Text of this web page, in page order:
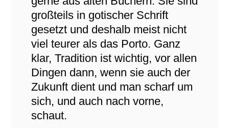
großteils in gotischer Schrift
gesetzt und deshalb meist nicht
viel teurer als das Porto. Ganz
klar, Tradition ist wichtig, vor allen
Dingen dann, wenn sie auch der
Zukunft dient und man scharf um
sich, und auch nach vorne,
schaut.